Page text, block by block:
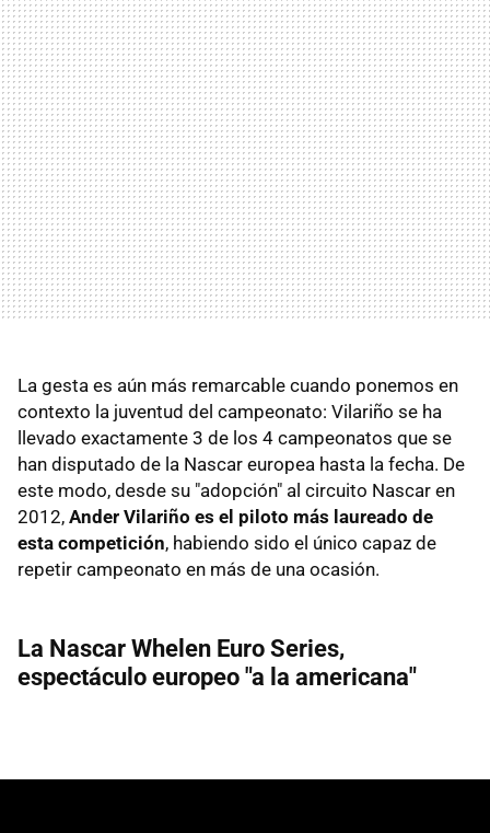
La gesta es aún más remarcable cuando ponemos en
contexto la juventud del campeonato: Vilariño se ha
llevado exactamente 3 de los 4 campeonatos que se
han disputado de la Nascar europea hasta la fecha. De
este modo, desde su "adopción" al circuito Nascar en
2012, Ander Vilariño es el piloto más laureado de
esta competición, habiendo sido el único capaz de
repetir campeonato en más de una ocasión.
La Nascar Whelen Euro Series,
espectáculo europeo "a la americana"